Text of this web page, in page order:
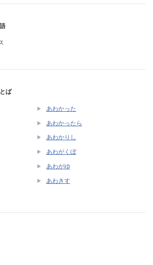
ば
あわかった
あわかったら
あわかりし
あわがくぼ
あわがゆ
あわきす